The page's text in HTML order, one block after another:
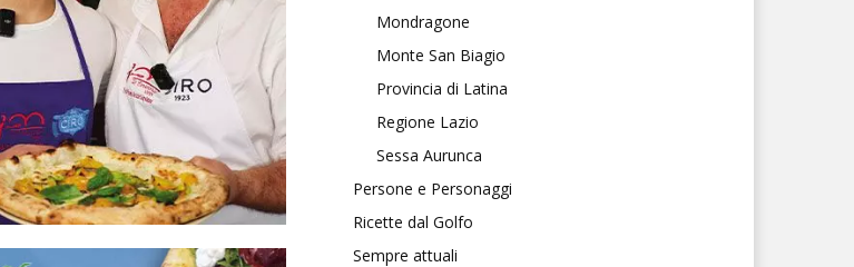
Mondragone
Monte San Biagio
Provincia di Latina
Regione Lazio
Sessa Aurunca
Persone e Personaggi
Ricette dal Golfo
Sempre attuali